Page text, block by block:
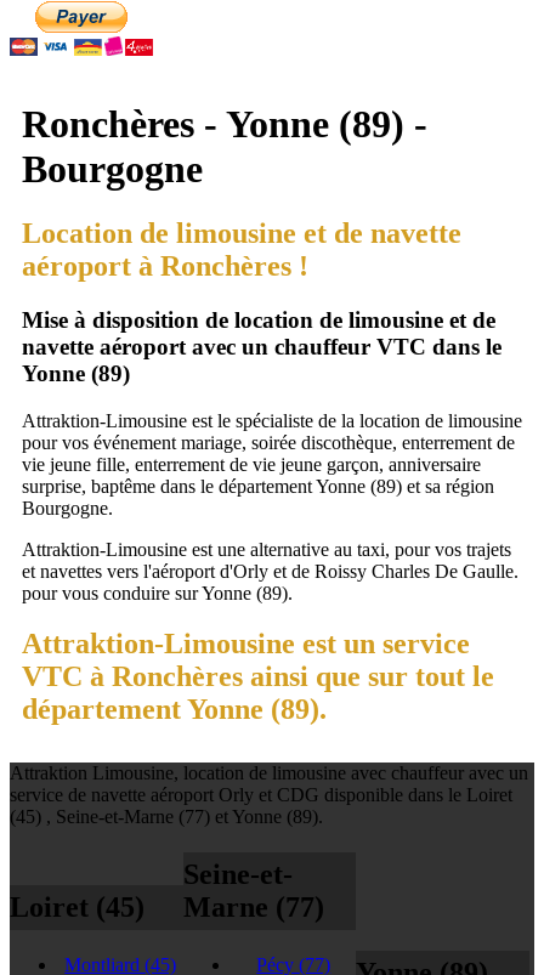
Ronchères - Yonne (89) -
Bourgogne
Location de limousine et de navette
aéroport à Ronchères !
Mise à disposition de location de limousine et de
navette aéroport avec un chauffeur VTC dans le
Yonne (89)
Attraktion-Limousine est le spécialiste de la location de limousine
pour vos événement mariage, soirée discothèque, enterrement de
vie jeune fille, enterrement de vie jeune garçon, anniversaire
surprise, baptême dans le département Yonne (89) et sa région
Bourgogne.
Attraktion-Limousine est une alternative au taxi, pour vos trajets
et navettes vers l'aéroport d'Orly et de Roissy Charles De Gaulle.
pour vous conduire sur Yonne (89).
Attraktion-Limousine est un service
VTC à Ronchères ainsi que sur tout le
département Yonne (89).
Attraktion Limousine, location de limousine avec chauffeur avec un
service de navette aéroport Orly et CDG disponible dans le Loiret
(45) , Seine-et-Marne (77) et Yonne (89).
Loiret (45)
Montliard(45)
Seine-et-
Marne (77)
Pécy(77)